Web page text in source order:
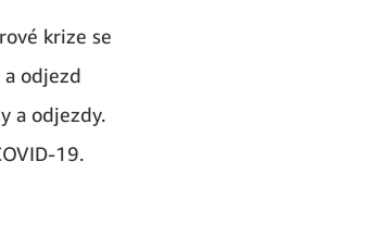
krize se
odjezd
a odjezdy.
19.